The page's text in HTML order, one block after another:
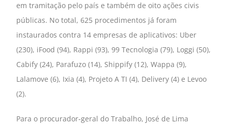
em tramitação pelo país e também de oito ações civis
públicas. No total, 625 procedimentos já foram
instaurados contra 14 empresas de aplicativos: Uber
(230), iFood (94), Rappi (93), 99 Tecnologia (79), Loggi (50),
Cabify (24), Parafuzo (14), Shippify (12), Wappa (9),
Lalamove (6), Ixia (4), Projeto A TI (4), Delivery (4) e Levoo
(2).
Para o procurador-geral do Trabalho, José de Lima